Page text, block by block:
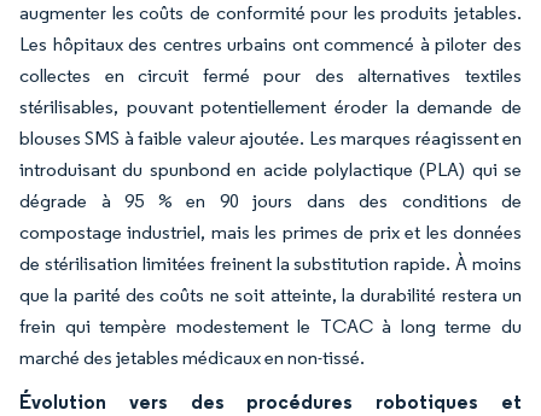
augmenter les coûts de conformité pour les produits jetables.
Les hôpitaux des centres urbains ont commencé à piloter des
collectes en circuit fermé pour des alternatives textiles
stérilisables, pouvant potentiellement éroder la demande de
blouses SMS à faible valeur ajoutée. Les marques réagissent en
introduisant du spunbond en acide polylactique (PLA) qui se
dégrade à 95 % en 90 jours dans des conditions de
compostage industriel, mais les primes de prix et les données
de stérilisation limitées freinent la substitution rapide. À moins
que la parité des coûts ne soit atteinte, la durabilité restera un
frein qui tempère modestement le TCAC à long terme du
marché des jetables médicaux en non-tissé.
Évolution vers des procédures robotiques et